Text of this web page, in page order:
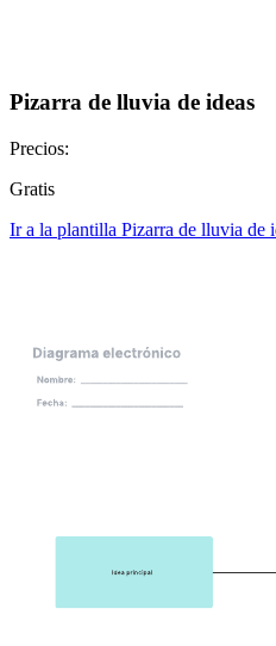
Pizarra de lluvia de ideas
Precios:
Gratis
Ir a la plantilla Pizarra de lluvia de